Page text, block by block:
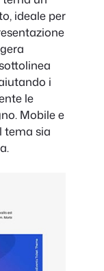
ideale per
i
le
Mobile e
tema sia